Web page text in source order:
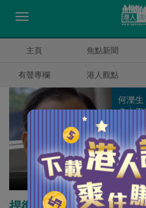
主頁 焦點新聞
有聲專欄 港人觀點
何濼生
何濼生
多大學
大安
香港
等任教
篇學術
曾擔任
長。